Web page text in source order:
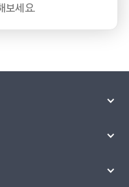
보세요.